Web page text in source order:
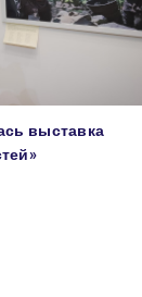
выставка